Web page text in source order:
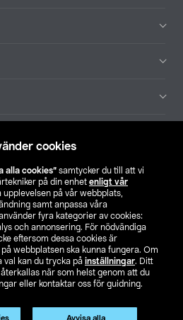
cookies
alla cookies” samtycker du till att vi
på din enhet enligt vår
på vår webbplats,
samt anpassa våra
fyra kategorier av cookies:
och annonsering. För nödvändiga
eftersom dessa cookies är
webbplatsen ska kunna fungera. Om
val kan du trycka på inställningar. Ditt
när som helst genom att du
eller kontaktar oss för guidning.
Avvisa alla
har utgått
Hitta butik
NO FI
priser exklusive moms